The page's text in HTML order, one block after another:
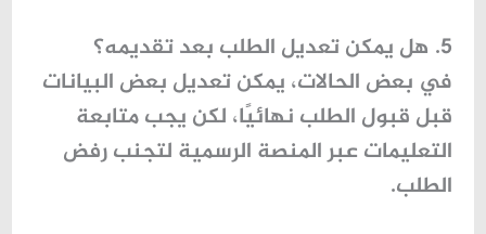
5. هل يمكن تعديل الطلب بعد تقديمه؟
في بعض الحالات، يمكن تعديل بعض البيانات
قبل قبول الطلب نهائيًا، لكن يجب متابعة
التعليمات عبر المنصة الرسمية لتجنب رفض
الطلب.